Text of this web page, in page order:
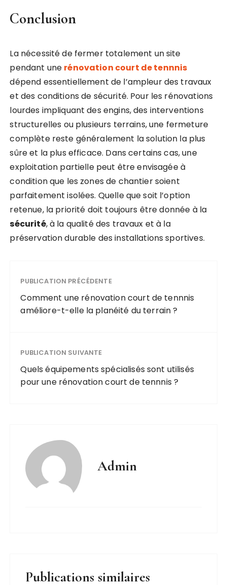
Conclusion
La nécessité de fermer totalement un site
pendant une rénovation court de tennnis
dépend essentiellement de l’ampleur des travaux
et des conditions de sécurité. Pour les rénovations
lourdes impliquant des engins, des interventions
structurelles ou plusieurs terrains, une fermeture
complète reste généralement la solution la plus
sûre et la plus efficace. Dans certains cas, une
exploitation partielle peut être envisagée à
condition que les zones de chantier soient
parfaitement isolées. Quelle que soit l’option
retenue, la priorité doit toujours être donnée à la
sécurité, à la qualité des travaux et à la
préservation durable des installations sportives.
PUBLICATION PRÉCÉDENTE
Comment une rénovation court de tennnis
améliore-t-elle la planéité du terrain ?
PUBLICATION SUIVANTE
Quels équipements spécialisés sont utilisés
pour une rénovation court de tennnis ?
Admin
Publications similaires